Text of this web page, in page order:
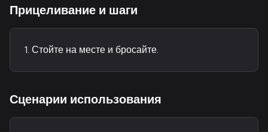
Прицеливание и шаги
Стойте на месте и бросайте.
Сценарии использования